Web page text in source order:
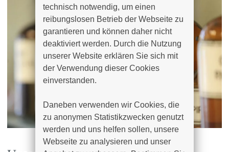
technisch notwendig, um einen
reibungslosen Betrieb der Webseite zu
garantieren und können daher nicht
deaktiviert werden. Durch die Nutzung
unserer Website erklären Sie sich mit
der Verwendung dieser Cookies
einverstanden.
Daneben verwenden wir Cookies, die
zu anonymen Statistikzwecken genutzt
werden und uns helfen sollen, unsere
Webseite zu analysieren und unser